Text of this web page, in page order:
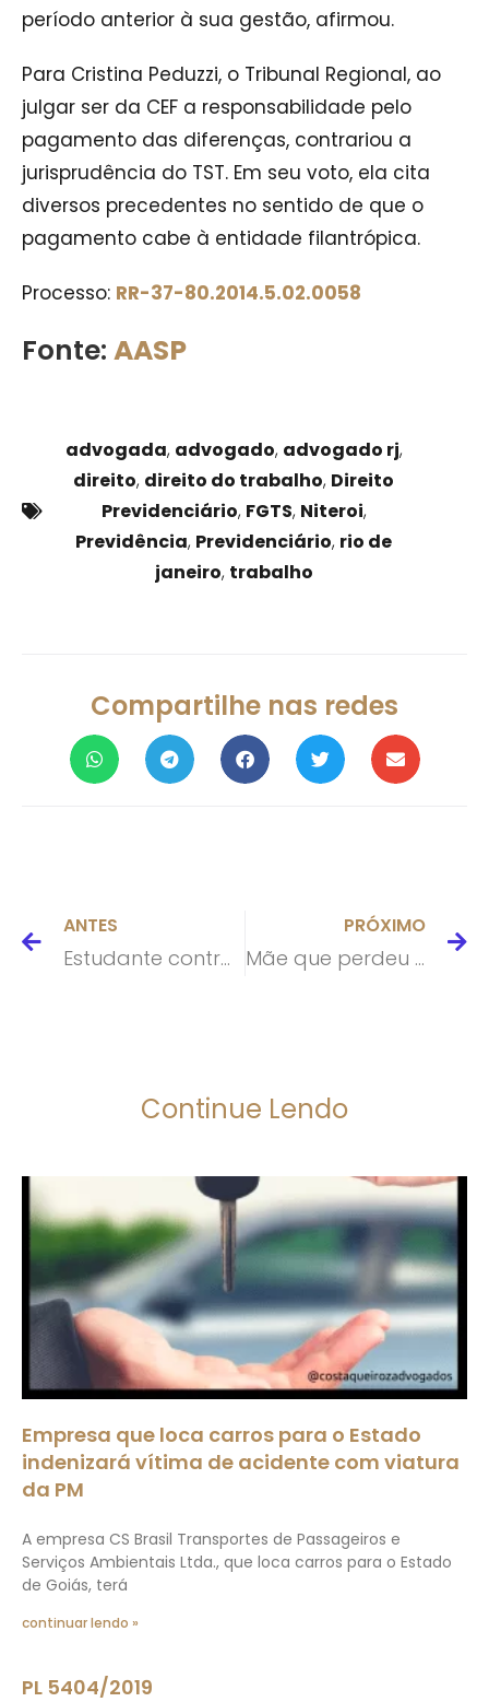
período anterior à sua gestão, afirmou.
Para Cristina Peduzzi, o Tribunal Regional, ao
julgar ser da CEF a responsabilidade pelo
pagamento das diferenças, contrariou a
jurisprudência do TST. Em seu voto, ela cita
diversos precedentes no sentido de que o
pagamento cabe à entidade filantrópica.
Processo: RR-37-80.2014.5.02.0058
Fonte: AASP
advogada, advogado, advogado rj,
direito, direito do trabalho, Direito
Previdenciário, FGTS, Niteroi,
Previdência, Previdenciário, rio de
janeiro, trabalho
Compartilhe nas redes
ANTES
Estudante contratada como menor aprendiz vai ter todos os direitos à estabilidade à gestante
PRÓXIMO
Mãe que perdeu guarda não obtém sub-rogação para seguir com execução de alimentos
Continue Lendo
Empresa que loca carros para o Estado
indenizará vítima de acidente com viatura
da PM
A empresa CS Brasil Transportes de Passageiros e
Serviços Ambientais Ltda., que loca carros para o Estado
de Goiás, terá
continuar lendo »
PL 5404/2019